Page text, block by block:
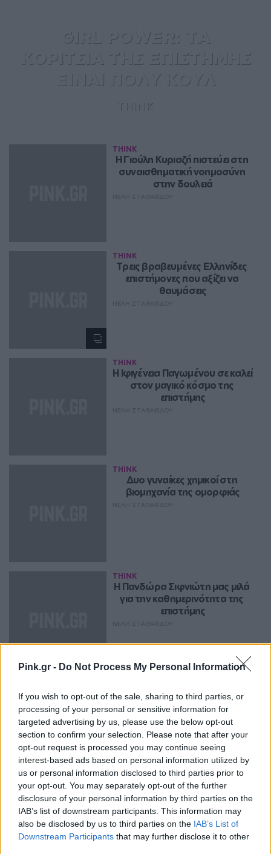
Pink.gr - Do Not Process My Personal Information
If you wish to opt-out of the sale, sharing to third parties, or
processing of your personal or sensitive information for
targeted advertising by us, please use the below opt-out
section to confirm your selection. Please note that after your
opt-out request is processed you may continue seeing
interest-based ads based on personal information utilized by
us or personal information disclosed to third parties prior to
your opt-out. You may separately opt-out of the further
disclosure of your personal information by third parties on the
IAB’s list of downstream participants. This information may
also be disclosed by us to third parties on the IAB’s List of
Downstream Participants that may further disclose it to other
GIRL POWER: ΤΑ
ΚΟΡΙΤΣΙΑ ΤΗΣ ΕΠΙΣΤΗΜΗΣ
ΕΙΝΑΙ ΠΟΛΥ ΚΟΥΛ
THINK
THINK
Η Γιούλη Κυριαζή πιστεύει στη
συναισθηματική νοημοσύνη
στην δουλειά
THINK
Τρεις βραβευμένες Ελληνίδες
επιστήμονες που αξίζει να
θαυμάσεις
THINK
Η Ιφιγένεια Παγωμένου σε καλεί
στον μαγικό κόσμο της
επιστήμης
THINK
Δυο γυναίκες χημικοί στη
βιομηχανία της ομορφιάς
THINK
Η Πανδώρα Σιφνιώτη μας μιλά
για την καθημερινότητα της
επιστήμης
4 πράγματα που δεν ήξερες
πως εφηύραν γυναίκες
ΝΈΛΗ ΣΤΑΘΑΚΊΔΟΥ
THINK
Η επιστήμονας που ανακάλυψε
πρώτη τον κορωνοϊό και δεν
αναγνωρίστηκε
ΝΈΛΗ ΣΤΑΘΑΚΊΔΟΥ